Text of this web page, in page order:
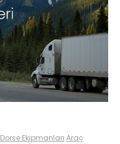
Dorse Ekipmanları Araç